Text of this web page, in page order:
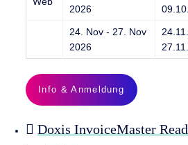
2026
24. Nov - 27. Nov
2026
Info & Anmeldung
Doxis InvoiceMaster